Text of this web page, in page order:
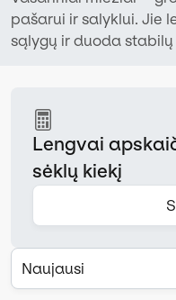
pašarui ir salyklui. Jie
sąlygų ir duoda
Lengvai
sėklų kiekį
Naujausi